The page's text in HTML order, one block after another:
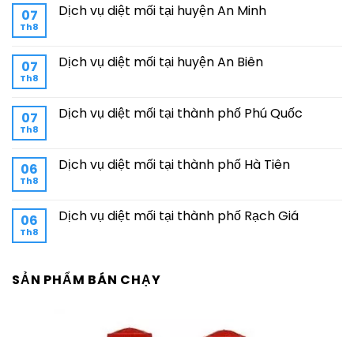
07
Th8
Dịch vụ diệt mối tại huyện An Minh
07
Th8
Dịch vụ diệt mối tại huyện An Biên
07
Th8
Dịch vụ diệt mối tại thành phố Phú Quốc
06
Th8
Dịch vụ diệt mối tại thành phố Hà Tiên
06
Th8
Dịch vụ diệt mối tại thành phố Rạch Giá
SẢN PHẨM BÁN CHẠY